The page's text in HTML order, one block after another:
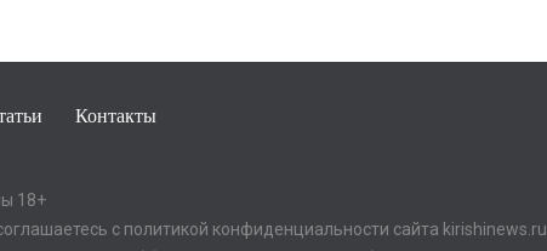
Контакты
18+
с политикой конфиденциальности сайта kirishinews.ru.